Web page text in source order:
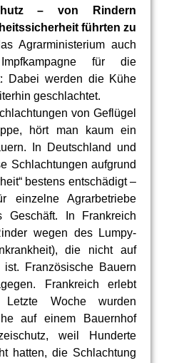
– von Rindern
führten zu
Agrarministerium auch
für die
Dabei werden die Kühe
geschlachtet.
von Geflügel
hört man kaum ein
In Deutschland und
Schlachtungen aufgrund
bestens entschädigt –
einzelne Agrarbetriebe
In Frankreich
wegen des Lumpy-
die nicht auf
ist. Französische Bauern
Frankreich erlebt
Woche wurden
auf einem Bauernhof
weil Hunderte
hatten, die Schlachtung